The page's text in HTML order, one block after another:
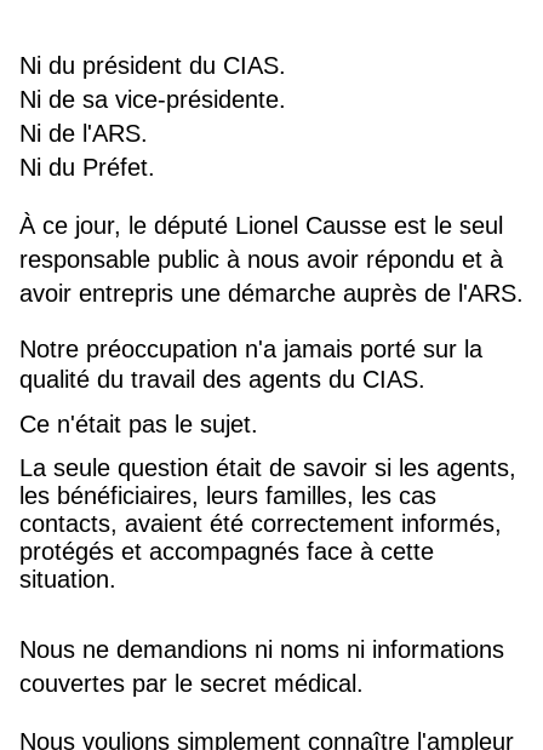
Ni du président du CIAS.
Ni de sa vice-présidente.
Ni de l'ARS.
Ni du Préfet.
À ce jour, le député Lionel Causse est le seul
responsable public à nous avoir répondu et à
avoir entrepris une démarche auprès de l'ARS.
Notre préoccupation n'a jamais porté sur la
qualité du travail des agents du CIAS.
Ce n'était pas le sujet.
La seule question était de savoir si les agents,
les bénéficiaires, leurs familles, les cas
contacts, avaient été correctement informés,
protégés et accompagnés face à cette
situation.
Nous ne demandions ni noms ni informations
couvertes par le secret médical.
Nous voulions simplement connaître l'ampleur